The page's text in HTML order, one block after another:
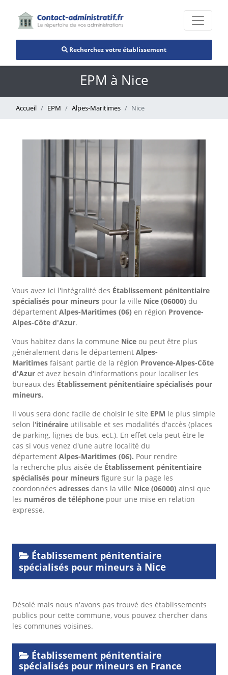
Recherchez votre établissement
EPM à Nice
Accueil EPM Alpes-Maritimes Nice
Vous avez ici l'intégralité des Établissement pénitentiaire
spécialisés pour mineurs pour la ville Nice (06000) du
département Alpes-Maritimes (06) en région Provence-
Alpes-Côte d'Azur.
Vous habitez dans la commune Nice ou peut être plus
généralement dans le département Alpes-
Maritimes faisant partie de la région Provence-Alpes-Côte
d'Azur et avez besoin d'informations pour localiser les
bureaux des Établissement pénitentiaire spécialisés pour
mineurs.
Il vous sera donc facile de choisir le site EPM le plus simple
selon l'itinéraire utilisable et ses modalités d'accès (places
de parking, lignes de bus, ect.). En effet cela peut être le
cas si vous venez d'une autre localité du
département Alpes-Maritimes (06). Pour rendre
la recherche plus aisée de Établissement pénitentiaire
spécialisés pour mineurs figure sur la page les
coordonnées adresses dans la ville Nice (06000) ainsi que
les numéros de téléphone pour une mise en relation
expresse.
Établissement pénitentiaire
spécialisés pour mineurs à Nice
Désolé mais nous n'avons pas trouvé des établissements
publics pour cette commune, vous pouvez chercher dans
les communes voisines.
Établissement pénitentiaire
spécialisés pour mineurs en France